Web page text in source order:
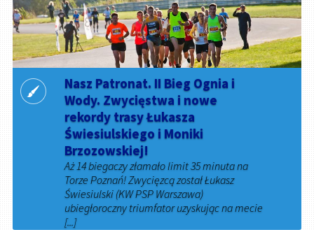
Nasz Patronat. II Bieg Ognia i
Wody. Zwycięstwa i nowe
rekordy trasy Łukasza
Świesiulskiego i Moniki
Brzozowskiej!
Aż 14 biegaczy złamało limit 35 minuta na
Torze Poznań! Zwycięzcą został Łukasz
Świesiulski (KW PSP Warszawa)
ubiegłoroczny triumfator uzyskując na mecie
[...]